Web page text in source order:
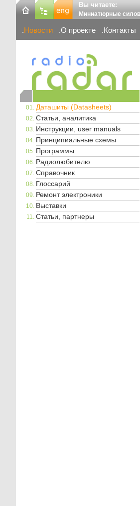
Вы читаете:
Миниатюрные
Новости О проекте Контакты
Даташиты (Datasheets)
Статьи, аналитика
Инструкции, user manuals
Принципиальные схемы
Программы
Радиолюбителю
Справочник
Глоссарий
Ремонт электроники
Выставки
Статьи, партнеры